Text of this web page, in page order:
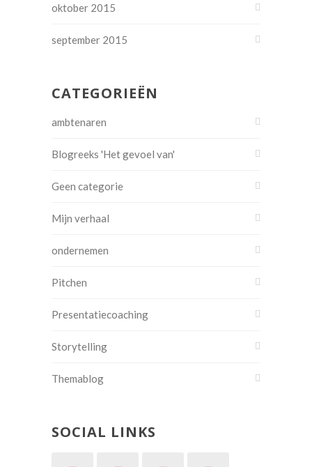
oktober 2015
september 2015
CATEGORIEËN
ambtenaren
Blogreeks 'Het gevoel van'
Geen categorie
Mijn verhaal
ondernemen
Pitchen
Presentatiecoaching
Storytelling
Themablog
SOCIAL LINKS